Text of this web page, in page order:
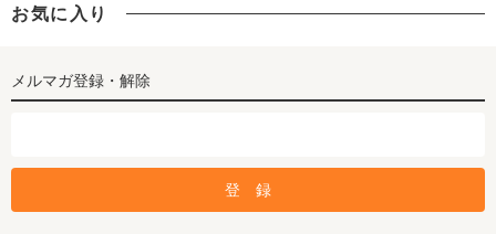
お気に入り
メルマガ登録・解除